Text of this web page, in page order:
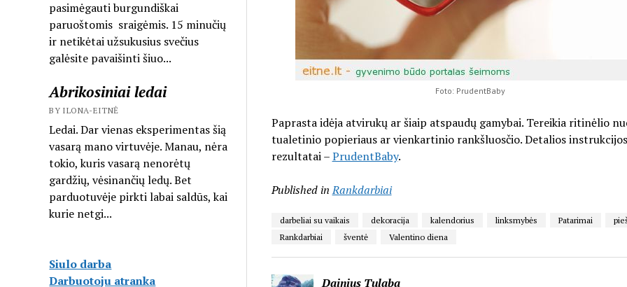
pasimėgauti burgundiškai
paruoštomis sraigėmis. 15 minučių
ir netikėtai užsukusius svečius
galėsite pavaišinti šiuo...
Abrikosiniai ledai
BY ILONA-EITNĖ
Ledai. Dar vienas eksperimentas šią
vasarą mano virtuvėje. Manau, nėra
tokio, kuris vasarą nenorėtų
gardžių, vėsinančių ledų. Bet
parduotuvėje pirkti labai saldūs, kai
kurie netgi...
Siulo darba
Darbuotoju atranka
Foto: PrudentBaby
Paprasta idėja atvirukų ar šiaip atspaudų gamybai. Tereikia ritinėlio
tualetinio popieriaus ar vienkartinio rankšluosčio. Detalios
rezultatai –PrudentBaby.
Published in Rankdarbiai
darbeliai su vaikais dekoracija kalendorius linksmybės Patarimai
Rankdarbiai
šventė Valentino diena
Dainius Tulaba